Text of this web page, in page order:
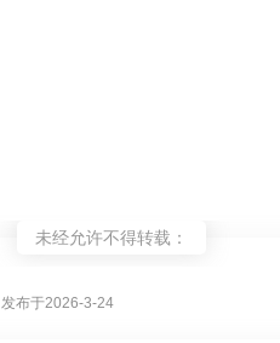
未经允许不得转载：
发布于2026-3-24